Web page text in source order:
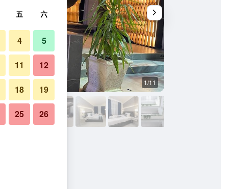
1/11
五 六
4 5
11 12
18 19
25 26